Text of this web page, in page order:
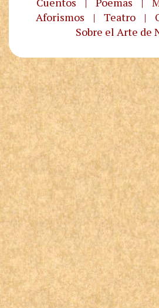
Aforismos
| Teatro |
Sobre el Arte de